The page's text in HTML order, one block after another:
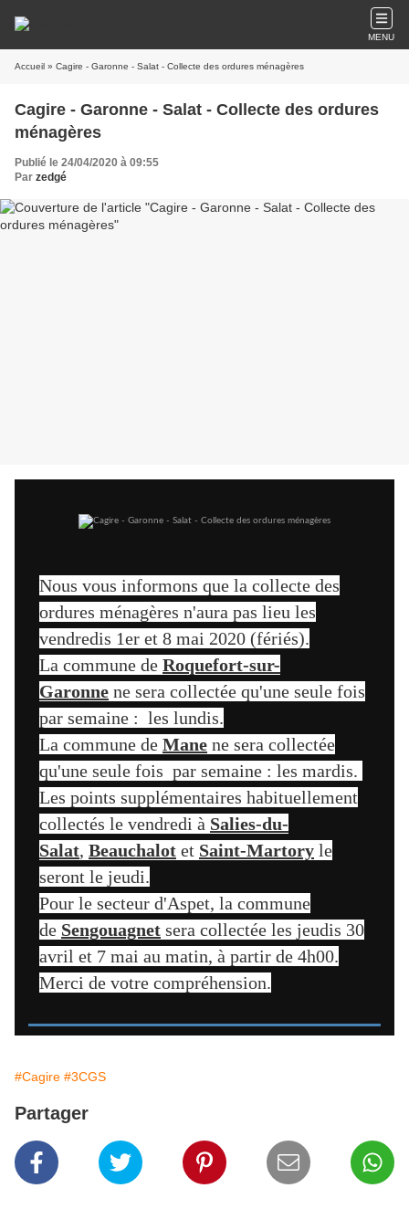
MENU
Accueil » Cagire - Garonne - Salat - Collecte des ordures ménagères
Cagire - Garonne - Salat - Collecte des ordures
ménagères
Publié le 24/04/2020 à 09:55
Par zedgé
Nous vous informons que la collecte des
ordures ménagères n'aura pas lieu les
vendredis 1er et 8 mai 2020 (fériés).
La commune de Roquefort-sur-
Garonne ne sera collectée qu'une seule fois
par semaine : les lundis.
La commune de Mane ne sera collectée
qu'une seule fois par semaine : les mardis.
Les points supplémentaires habituellement
collectés le vendredi à Salies-du-
Salat, Beauchalot et Saint-Martory le
seront le jeudi.
Pour le secteur d'Aspet, la commune
de Sengouagnet sera collectée les jeudis 30
avril et 7 mai au matin, à partir de 4h00.
Merci de votre compréhension.
#Cagire #3CGS
Partager